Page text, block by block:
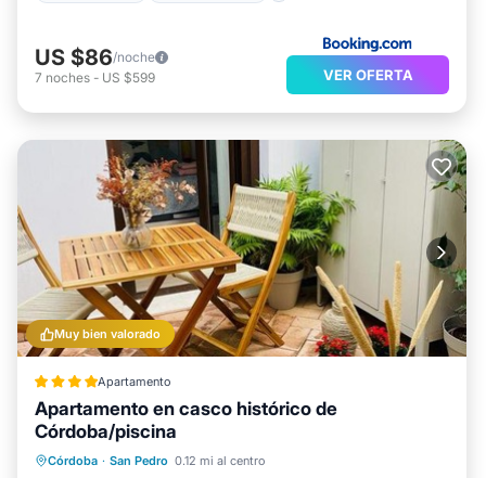
US $86/noche
7 noches - US $599 VER OFERTA
Muy bien valorado
Apartamento
Apartamento en casco histórico de
Córdoba/piscina
Córdoba · San Pedro 0.12 mi al centro
Piscina Aire acondicionado